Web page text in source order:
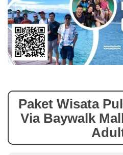
Paket Wisata
Via Baywalk